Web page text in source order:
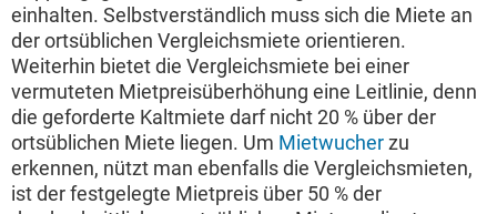
einhalten. Selbstverständlich muss sich die Miete an
der ortsüblichen Vergleichsmiete orientieren.
Weiterhin bietet die Vergleichsmiete bei einer
vermuteten Mietpreisüberhöhung eine Leitlinie, denn
die geforderte Kaltmiete darf nicht 20 % über der
ortsüblichen Miete liegen. Um Mietwucherzu
erkennen, nützt man ebenfalls die Vergleichsmieten,
ist der festgelegte Mietpreis über 50 % der